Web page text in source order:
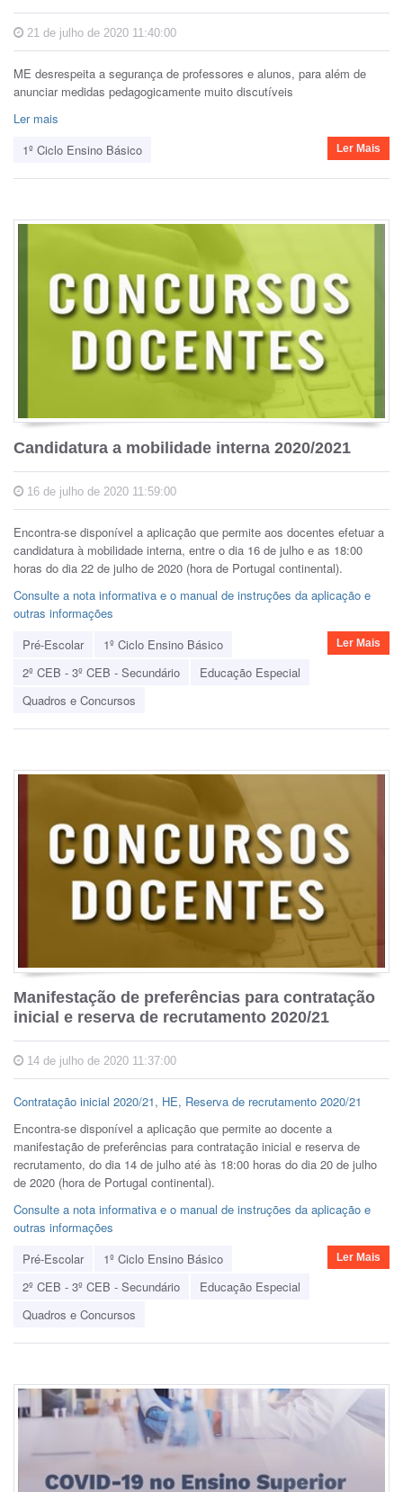
21 de julho de 2020 11:40:00
ME desrespeita a segurança de professores e alunos, para além de
anunciar medidas pedagogicamente muito discutíveis
Ler mais
1º Ciclo Ensino Básico
Ler Mais
Candidatura a mobilidade interna 2020/2021
16 de julho de 2020 11:59:00
Encontra-se disponível a aplicação que permite aos docentes efetuar a
candidatura à mobilidade interna, entre o dia 16 de julho e as 18:00
horas do dia 22 de julho de 2020 (hora de Portugal continental).
Consulte a nota informativa e o manual de instruções da aplicação e
outras informações
Pré-Escolar
1º Ciclo Ensino Básico
2º CEB - 3º CEB - Secundário
Educação Especial
Quadros e Concursos
Ler Mais
Manifestação de preferências para contratação
inicial e reserva de recrutamento 2020/21
14 de julho de 2020 11:37:00
Contratação inicial 2020/21, HE, Reserva de recrutamento 2020/21
Encontra-se disponível a aplicação que permite ao docente a
manifestação de preferências para contratação inicial e reserva de
recrutamento, do dia 14 de julho até às 18:00 horas do dia 20 de julho
de 2020 (hora de Portugal continental).
Consulte a nota informativa e o manual de instruções da aplicação e
outras informações
Pré-Escolar
1º Ciclo Ensino Básico
2º CEB - 3º CEB - Secundário
Educação Especial
Quadros e Concursos
Ler Mais